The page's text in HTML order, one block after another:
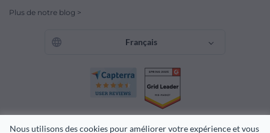
Nous utilisons des cookies pour améliorer votre expérience et vous
Plus de notre blog >
Français